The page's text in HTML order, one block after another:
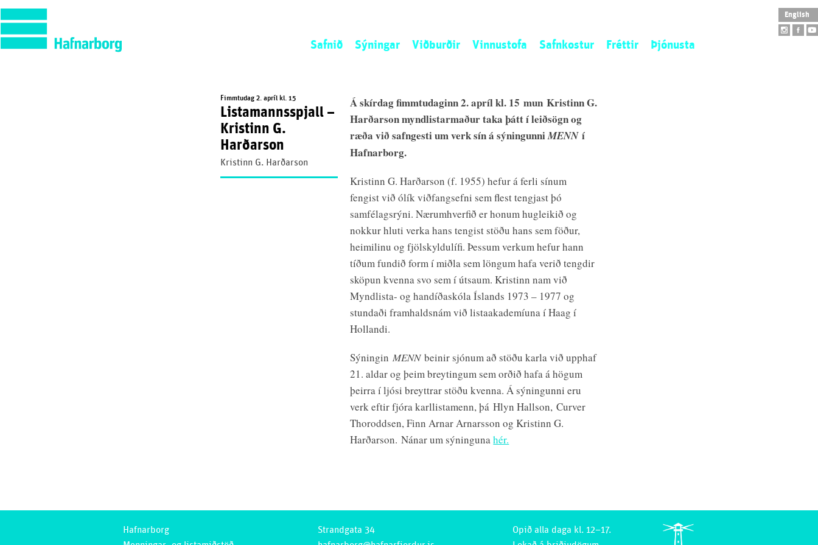
English
Safnið
Starfsemin
Sýningar Viðburðir Vinnustofa
Opið kall
Safnkostur
Útilistaverk
Fréttir Þjónusta
Fimmtudag 2. apríl kl. 15
Listamannsspjall –
Kristinn G.
Harðarson
Kristinn G. Harðarson
Á skírdag fimmtudaginn 2. apríl kl. 15 mun Kristinn G.
Harðarson myndlistarmaður taka þátt í leiðsögn og
ræða við safngesti um verk sín á sýningunniMENNí
Hafnarborg.
Kristinn G. Harðarson (f. 1955) hefur á ferli sínum
fengist við ólík viðfangsefni sem flest tengjast þó
samfélagsrýni. Nærumhverfið er honum hugleikið og
nokkur hluti verka hans tengist stöðu hans sem föður,
heimilinu og fjölskyldulífi. Þessum verkum hefur hann
tíðum fundið form í miðla sem löngum hafa verið tengdir
sköpun kvenna svo sem í útsaum. Kristinn nam við
Myndlista- og handíðaskóla Íslands 1973 – 1977 og
stundaði framhaldsnám við listaakademíuna í Haag í
Hollandi.
SýninginMENNbeinir sjónum að stöðu karla við upphaf
21. aldar og þeim breytingum sem orðið hafa á högum
þeirra í ljósi breyttrar stöðu kvenna. Á sýningunni eru
verk eftir fjóra karllistamenn, þá Hlyn Hallson, Curver
Thoroddsen, Finn Arnar Arnarsson og Kristinn G.
Harðarson. Nánar um sýningunahér.
Hafnarborg
Strandgata 34
Opið alla daga kl. 12–17.